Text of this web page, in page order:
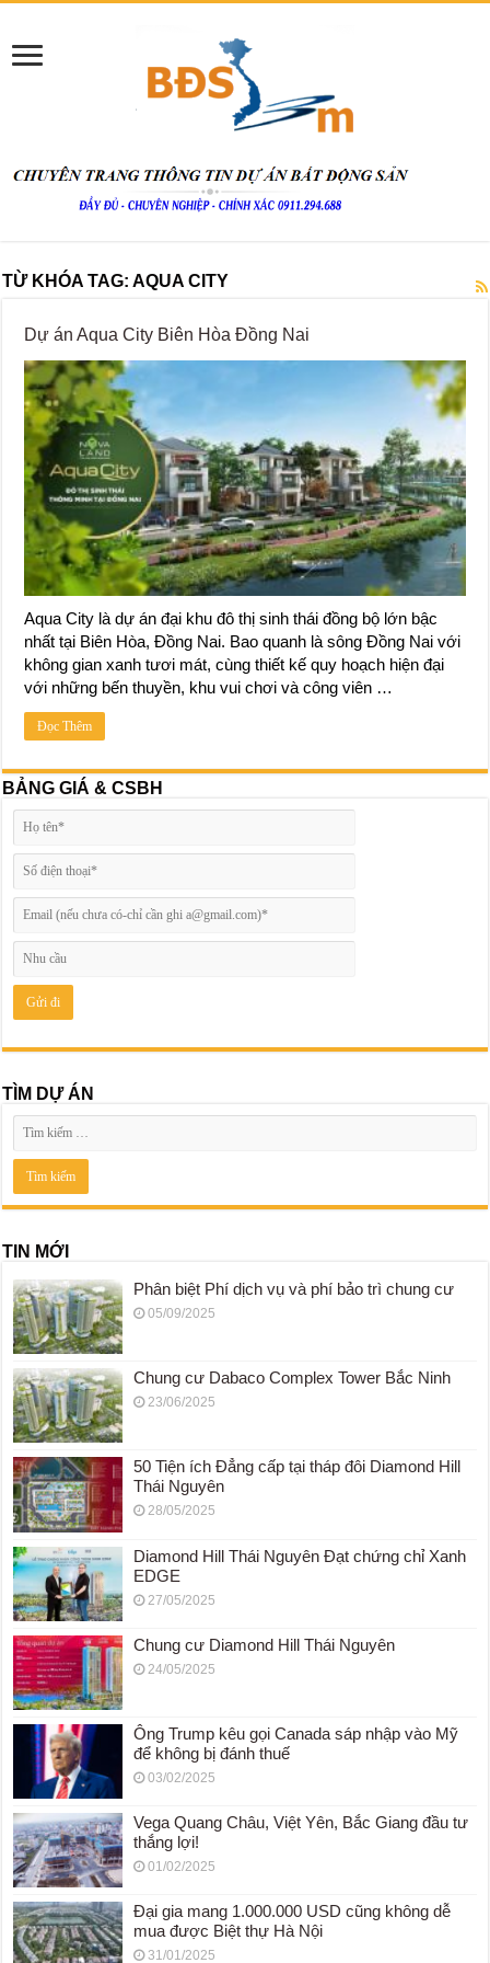
TỪ KHÓA TAG:AQUA CITY
Dự án Aqua City Biên Hòa Đồng Nai
Aqua City là dự án đại khu đô thị sinh thái đồng bộ lớn bậc
nhất tại Biên Hòa, Đồng Nai. Bao quanh là sông Đồng Nai với
không gian xanh tươi mát, cùng thiết kế quy hoạch hiện đại
với những bến thuyền, khu vui chơi và công viên …
Đọc Thêm
BẢNG GIÁ & CSBH
TÌM DỰ ÁN
TIN MỚI
Phân biệt Phí dịch vụ và phí bảo trì chung cư
05/09/2025
Chung cư Dabaco Complex Tower Bắc Ninh
23/06/2025
50 Tiện ích Đẳng cấp tại tháp đôi Diamond Hill
Thái Nguyên
28/05/2025
Diamond Hill Thái Nguyên Đạt chứng chỉ Xanh
EDGE
27/05/2025
Chung cư Diamond Hill Thái Nguyên
24/05/2025
Ông Trump kêu gọi Canada sáp nhập vào Mỹ
để không bị đánh thuế
03/02/2025
Vega Quang Châu, Việt Yên, Bắc Giang đầu tư
thắng lợi!
01/02/2025
Đại gia mang 1.000.000 USD cũng không dễ
mua được Biệt thự Hà Nội
31/01/2025